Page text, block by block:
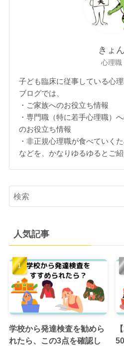
きょん
心理職
子ども臨床に従事している心
ブログでは、
・ご家族へのお役立ち情報
・専門職（特に若手心理職）
のお役立ち情報
・非正規心理職が食べていく
などを、かなりゆるゆるとご紹
人気記事
学校から発達検査を勧めら
れたら、この3点を確認し